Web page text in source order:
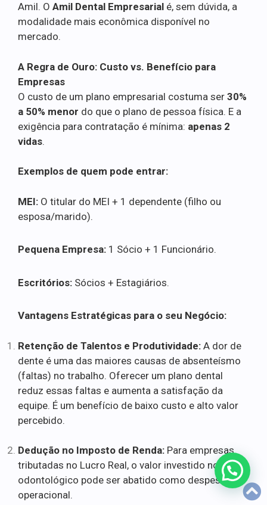
Amil. O Amil Dental Empresarial é, sem dúvida, a
modalidade mais econômica disponível no
mercado.
A Regra de Ouro: Custo vs. Benefício para
Empresas
O custo de um plano empresarial costuma ser 30%
a 50% menor do que o plano de pessoa física. E a
exigência para contratação é mínima: apenas 2
vidas.
Exemplos de quem pode entrar:
MEI: O titular do MEI + 1 dependente (filho ou
esposa/marido).
Pequena Empresa: 1 Sócio + 1 Funcionário.
Escritórios: Sócios + Estagiários.
Vantagens Estratégicas para o seu Negócio:
Retenção de Talentos e Produtividade: A dor de
dente é uma das maiores causas de absenteísmo
(faltas) no trabalho. Oferecer um plano dental
reduz essas faltas e aumenta a satisfação da
equipe. É um benefício de baixo custo e alto valor
percebido.
Dedução no Imposto de Renda: Para empresas
tributadas no Lucro Real, o valor investido no plano
odontológico pode ser abatido como despesa
operacional.